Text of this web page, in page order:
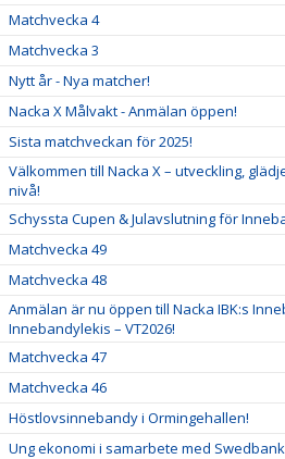
Matchvecka 4
Matchvecka 3
Nytt år - Nya matcher!
Nacka X Målvakt - Anmälan öppen!
Sista matchveckan för 2025!
Välkommen till Nacka X – utveckling,
nivå!
Schyssta Cupen & Julavslutning för
Matchvecka 49
Matchvecka 48
Anmälan är nu öppen till Nacka IBK:s
Innebandylekis – VT2026!
Matchvecka 47
Matchvecka 46
Höstlovsinnebandy i Ormingehallen!
Ung ekonomi i samarbete med Swedbank